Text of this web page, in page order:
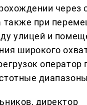
через
также при
улицей и
широкого
оператор
директор